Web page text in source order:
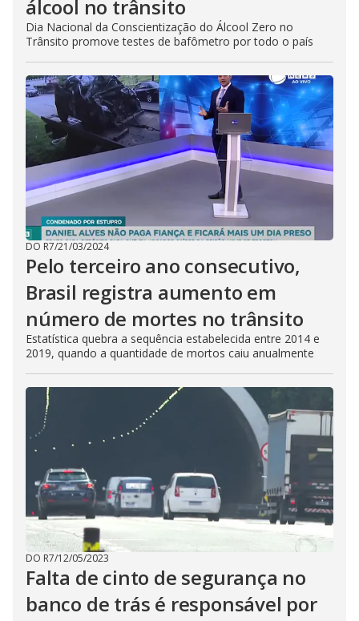
álcool no trânsito
Dia Nacional da Conscientização do Álcool Zero no
Trânsito promove testes de bafômetro por todo o país
DO R7/21/03/2024
Pelo terceiro ano consecutivo,
Brasil registra aumento em
número de mortes no trânsito
Estatística quebra a sequência estabelecida entre 2014 e
2019, quando a quantidade de mortos caiu anualmente
DO R7/12/05/2023
Falta de cinto de segurança no
banco de trás é responsável por